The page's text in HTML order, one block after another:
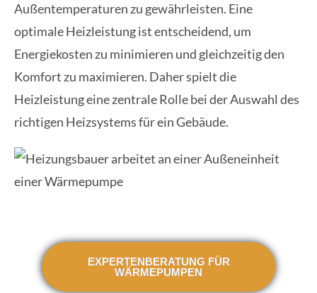
Außentemperaturen zu gewährleisten. Eine
optimale Heizleistung ist entscheidend, um
Energiekosten zu minimieren und gleichzeitig den
Komfort zu maximieren. Daher spielt die
Heizleistung eine zentrale Rolle bei der Auswahl des
richtigen Heizsystems für ein Gebäude.
EXPERTENBERATUNG FÜR
WÄRMEPUMPEN